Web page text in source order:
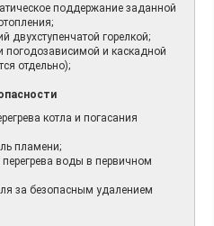
поддержание заданной
двухступенчатой горелкой;
погодозависимой и каскадной
отдельно);
котла и погасания
пламени;
воды в первичном
за безопасным удалением